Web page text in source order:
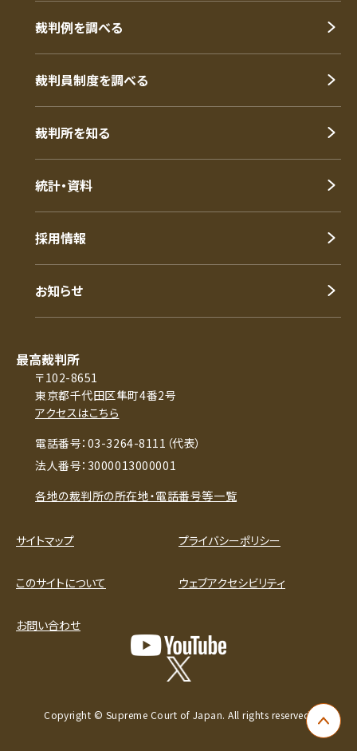
ペー
裁判例を調べる
裁判員制度を調べる
裁判所を知る
統計・資料
採用情報
お知らせ
最高裁判所
〒102-8651
東京都千代田区隼町4番2号
アクセスはこちら
電話番号：03-3264-8111（代表）
法人番号：3000013000001
各地の裁判所の所在地・電話番号等一覧
サイトマップ プライバシーポリシー
このサイトについて ウェブアクセシビリティ
お問い合わせ
Copyright © Supreme Court of Japan. All rights reserved.